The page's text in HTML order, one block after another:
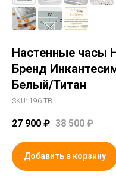
Настенные часы
Бренд
Белый/Титан
SKU: 196 TB
27 900 ₽ 38 500 ₽
Добавить в корзину